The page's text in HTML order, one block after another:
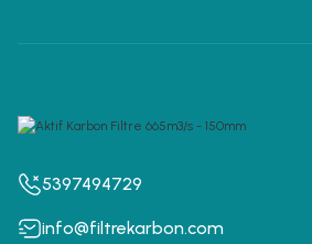
5397494729
info@filtrekarbon.com